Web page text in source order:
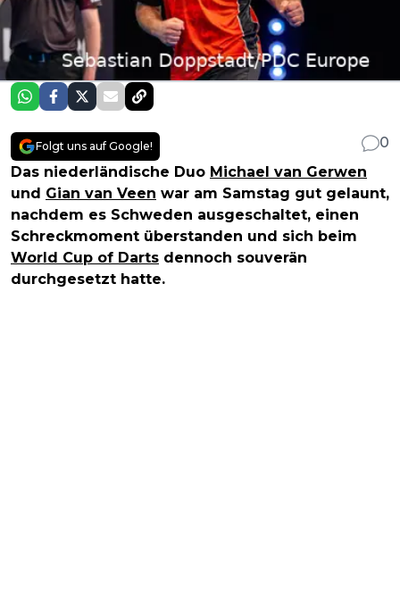
Folgt uns auf Google!
0
Das niederländische Duo Michael van Gerwen
und Gian van Veen war am Samstag gut gelaunt,
nachdem es Schweden ausgeschaltet, einen
Schreckmoment überstanden und sich beim
World Cup of Darts dennoch souverän
durchgesetzt hatte.